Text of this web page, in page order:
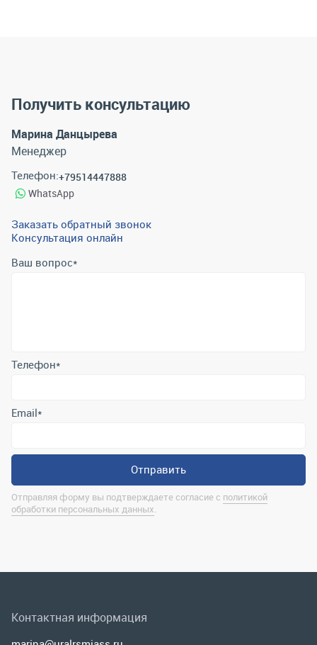
Получить консультацию
Марина Данцырева
Менеджер
Телефон:+79514447888
WhatsApp
Заказать обратный звонок
Консультация онлайн
Ваш вопрос*
Отправляя форму вы подтверждаете согласие с
Контактная информация
marina@uralrsmiass.ru